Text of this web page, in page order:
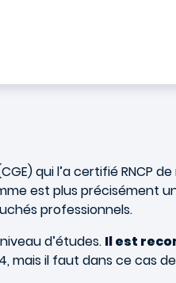
qui l’a certifié RNCP
est plus précisément
professionnels.
d’études. Il est
mais il faut dans ce cas